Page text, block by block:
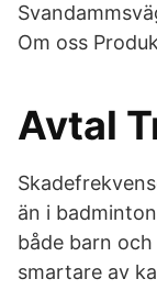
Om oss
Avtal
än i
både barn
smartare av